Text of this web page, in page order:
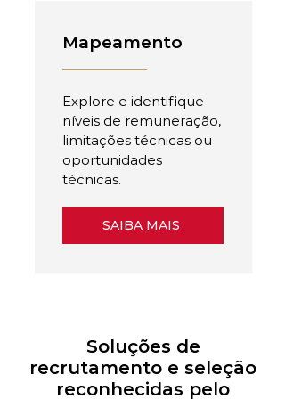
Mapeamento
Explore e identifique
níveis de remuneração,
limitações técnicas ou
oportunidades
técnicas.
SAIBA MAIS
Soluções de
recrutamento e seleção
reconhecidas pelo